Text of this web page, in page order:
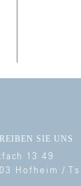
SIE UNS
13 49
Hofheim / Ts.